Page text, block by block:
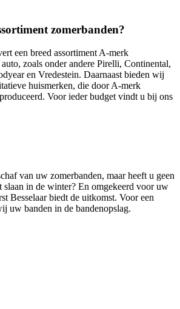
zomerbanden?
een breed assortiment A-merk
zoals onder andere Pirelli, Continental,
en Vredestein. Daarnaast bieden wij
huismerken, die door A-merk
Voor ieder budget vindt u bij ons
van uw zomerbanden, maar heeft u geen
slaan in de winter? En omgekeerd voor uw
Besselaar biedt de uitkomst. Voor een
uw banden in de bandenopslag.